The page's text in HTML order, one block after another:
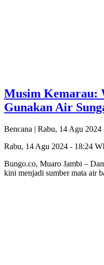
Musim Kemarau:
Gunakan Air
Bencana | Rabu, 14 Agu
Rabu, 14 Agu 2024 - 18:24
Bungo.co, Muaro Jambi –
kini menjadi sumber mata air